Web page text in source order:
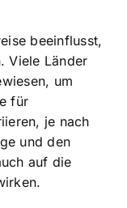
beeinflusst,
Viele Länder
um
für
je nach
und den
auf die